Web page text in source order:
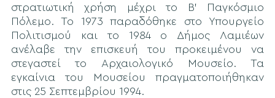
στρατιωτική χρήση μέχρι το Β' Παγκόσμιο
Πόλεμο. Το 1973 παραδόθηκε στο Υπουργείο
Πολιτισμού και το 1984 ο Δήμος Λαμιέων
ανέλαβε την επισκευή του προκειμένου να
στεγαστεί το Αρχαιολογικό Μουσείο. Τα
εγκαίνια του Μουσείου πραγματοποιήθηκαν
στις 25 Σεπτεμβρίου 1994.